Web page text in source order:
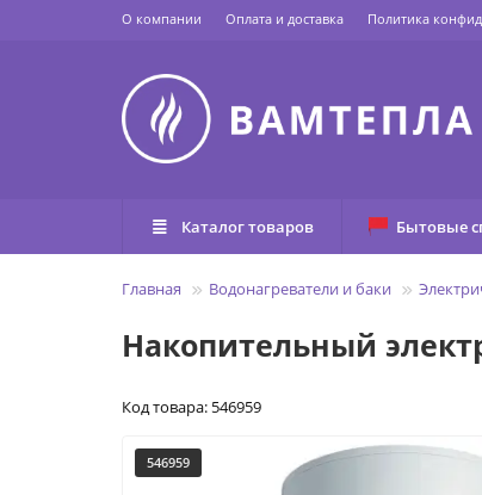
О компании Оплата и доставка Политика
Каталог товаров Бытовые
Главная Водонагреватели и баки
Накопительный
Код товара: 546959
546959